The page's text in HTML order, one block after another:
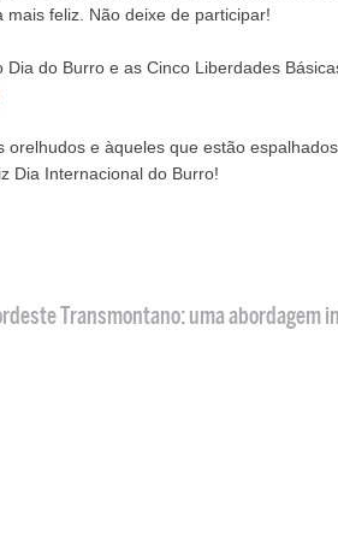
mais feliz. Não deixe de participar!
Dia do Burro e as Cinco Liberdades
orelhudos e àqueles que estão
Dia Internacional do Burro!
Transmontano: uma abordagem